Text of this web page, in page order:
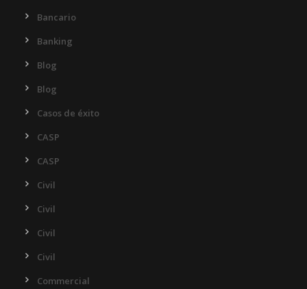
Bancario
Banking
Blog
Blog
Casos de éxito
CASP
CASP
Civil
Civil
Civil
Civil
Commercial